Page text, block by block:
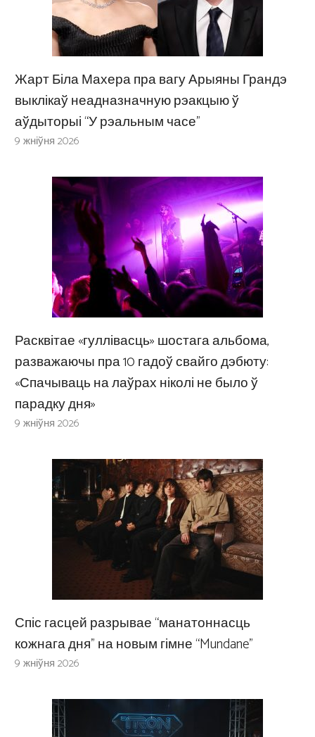
Жарт Біла Махера пра вагу Арыяны Грандэ
выклікаў неадназначную рэакцыю ў
аўдыторыі “У рэальным часе”
9 жніўня 2026
Расквітае «гуллівасць» шостага альбома,
разважаючы пра 10 гадоў свайго дэбюту:
«Спачываць на лаўрах ніколі не было ў
парадку дня»
9 жніўня 2026
Спіс гасцей разрывае “манатоннасць
кожнага дня” на новым гімне “Mundane”
9 жніўня 2026